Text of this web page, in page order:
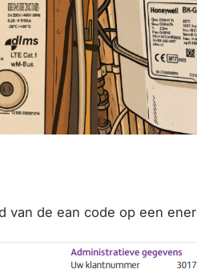
van de ean code op een